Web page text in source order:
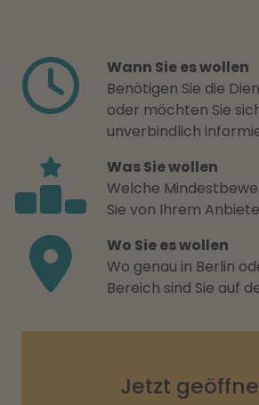
Wann Sie es wollen
Benötigen Sie die
oder möchten Sie
unverbindlich
Was Sie wollen
Welche
Sie von Ihrem
Wo Sie es wollen
Wo genau in Berlin
Bereich sind Sie auf
Jetzt